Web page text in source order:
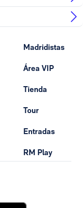
Madridistas
Área VIP
Tienda
Tour
Entradas
RM Play